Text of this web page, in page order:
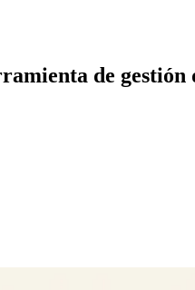
de gestión